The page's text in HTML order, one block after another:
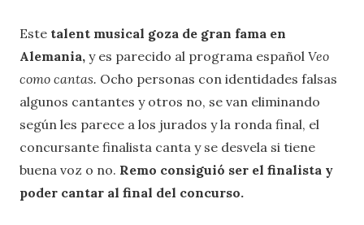
Este talent musical goza de gran fama en
Alemania, y es parecido al programa español Veo
como cantas. Ocho personas con identidades falsas
algunos cantantes y otros no, se van eliminando
según les parece a los jurados y la ronda final, el
concursante finalista canta y se desvela si tiene
buena voz o no. Remo consiguió ser el finalista y
poder cantar al final del concurso.